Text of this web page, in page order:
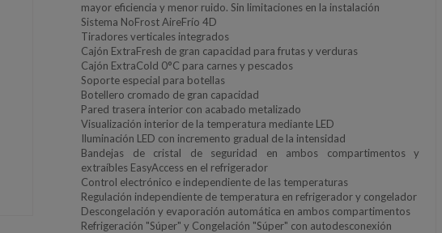
mayor eficiencia y menor ruido. Sin limitaciones en la instalación
Sistema NoFrost AireFrío 4D
Tiradores verticales integrados
Cajón ExtraFresh de gran capacidad para frutas y verduras
Cajón ExtraCold 0°C para carnes y pescados
Soporte especial para botellas
Botellero cromado de gran capacidad
Pared trasera interior con acabado metalizado
Visualización interior de la temperatura mediante LED
Iluminación LED con incremento gradual de la intensidad
Bandejas de cristal de seguridad en ambos compartimentos y
extraíbles EasyAccess en el refrigerador
Control electrónico e independiente de las temperaturas
Regulación independiente de temperatura en refrigerador y congelador
Descongelación y evaporación automática en ambos compartimentos
Refrigeración "Súper" y Congelación "Súper" con autodesconexión